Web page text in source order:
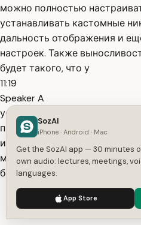
можно полностью
устанавливать кастомные
дальность отображения и
настроек. Также
будет такого, что у
11:19
Speaker A
установить проход лесного
просто в текстурный гараж.
идти про базы без
максимально
большая, подойдёт для
дошло время до машин. У нас
Speaker A
We use cookies to enhance your
SozAI
iPhone · Android · Mac
Get the SozAI app — 30 minutes
own audio: lectures, meetings,
languages.
App Store